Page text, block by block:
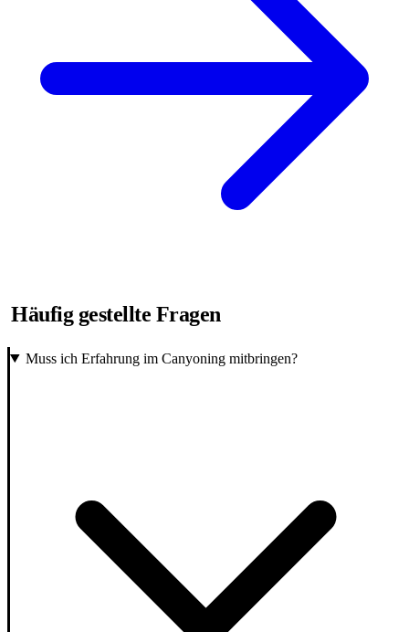
Häufig gestellte Fragen
Muss ich Erfahrung im Canyoning mitbringen?